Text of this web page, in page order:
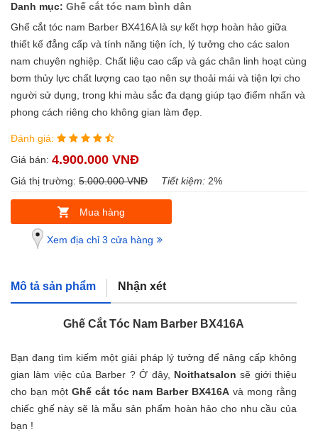
Danh mục: Ghế cắt tóc nam bình dân
Ghế cắt tóc nam Barber BX416A là sự kết hợp hoàn hảo giữa
thiết kế đẳng cấp và tính năng tiện ích, lý tưởng cho các salon
nam chuyên nghiệp. Chất liệu cao cấp và gác chân linh hoạt cùng
bơm thủy lực chất lượng cao tạo nên sự thoải mái và tiện lợi cho
người sử dụng, trong khi màu sắc đa dạng giúp tạo điểm nhấn và
phong cách riêng cho không gian làm đẹp.
Đánh giá:
Giá bán: 4.900.000 VNĐ
Giá thị trường: 5.000.000 VNĐ Tiết kiệm: 2%
Mua hàng
Xem địa chỉ 3 cửa hàng
Mô tả sản phẩm Nhận xét
Ghế Cắt Tóc Nam Barber BX416A
Bạn đang tìm kiếm một giải pháp lý tưởng để nâng cấp không
gian làm việc của Barber ? Ở đây, Noithatsalon sẽ giới thiệu
cho bạn một Ghế cắt tóc nam Barber BX416A và mong rằng
chiếc ghế này sẽ là mẫu sản phẩm hoàn hảo cho nhu cầu của
bạn !